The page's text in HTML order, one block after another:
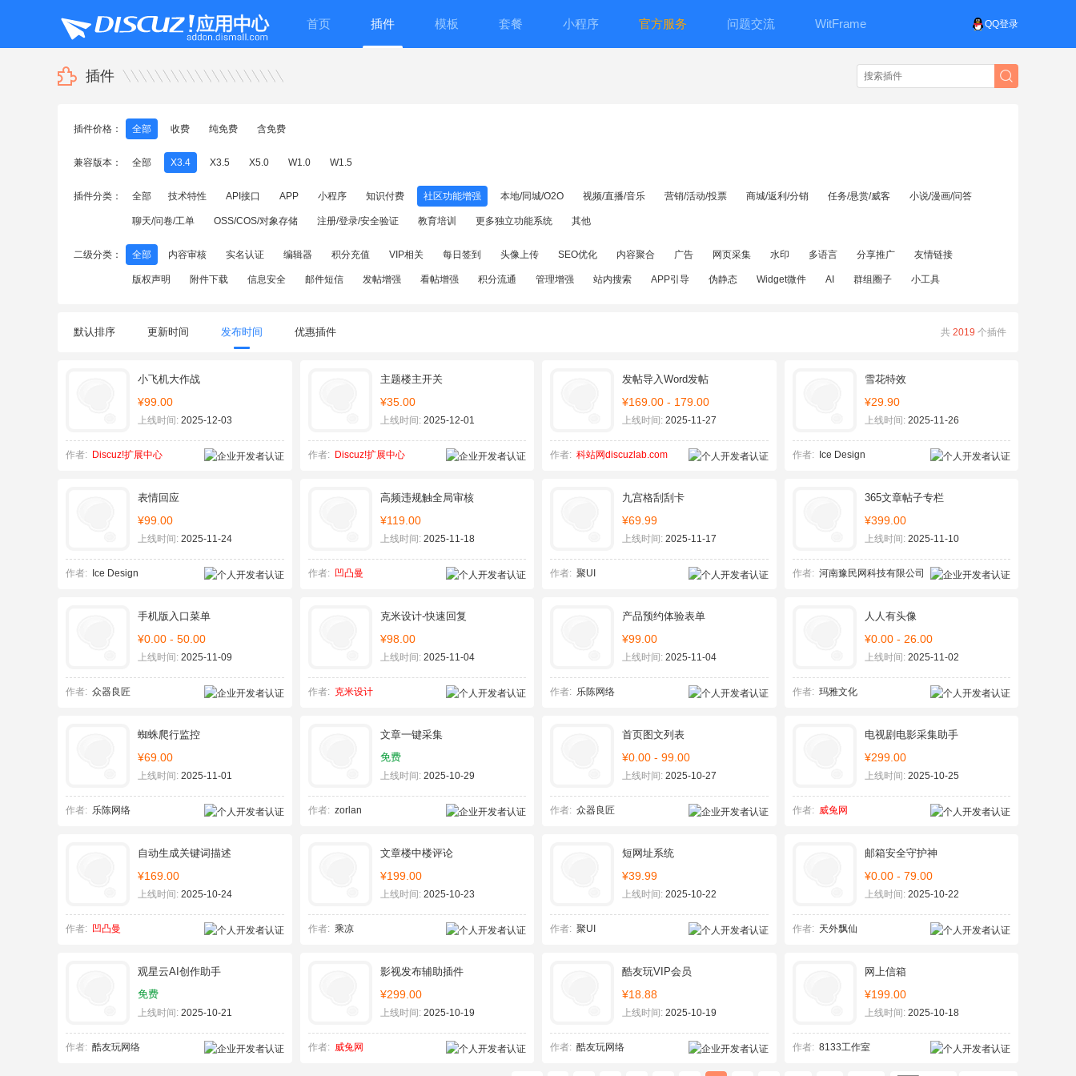
QQ登录
首页 插件 模板 套餐 小程序 官方服务 问题交流 WitFrame
插件
插件价格： 全部 收费 纯免费 含免费
兼容版本： 全部 X3.4 X3.5 X5.0 W1.0 W1.5
插件分类： 全部 技术特性 API接口 APP 小程序 知识付费 社区功能增强 本地/同城/O2O 视频/直播/音乐 营销/活动/投票 商城/返利/分销 任务/悬赏/威客 小说/漫画/问答
聊天/问卷/工单 OSS/COS/对象存储 注册/登录/安全验证 教育培训 更多独立功能系统 其他
二级分类： 全部 内容审核 实名认证 编辑器 积分充值 VIP相关 每日签到 头像上传 SEO优化 内容聚合 广告 网页采集 水印 多语言 分享推广 友情链接
版权声明 附件下载 信息安全 邮件短信 发帖增强 看帖增强 积分流通 管理增强 站内搜索 APP引导 伪静态 Widget微件 AI 群组圈子 小工具
共 2019 个插件
默认排序 更新时间 发布时间 优惠插件
小飞机大作战
¥99.00
上线时间: 2025-12-03
作者: Discuz!扩展中心
主题楼主开关
¥35.00
上线时间:2025-12-01
作者: Discuz!扩展中心
发帖导入Word发帖
¥169.00 - 179.00
上线时间: 2025-11-27
作者: 科站网discuzlab.com
雪花特效
¥29.90
上线时间:2025-11-26
作者: Ice Design
表情回应
¥99.00
上线时间: 2025-11-24
作者: Ice Design
高频违规触全局审核
¥119.00
上线时间:2025-11-18
作者: 凹凸曼
九宫格刮刮卡
¥69.99
上线时间: 2025-11-17
作者: 聚UI
365文章帖子专栏
¥399.00
上线时间:2025-11-10
作者: 河南豫民网科技有限公司
手机版入口菜单
¥0.00 - 50.00
上线时间: 2025-11-09
作者: 众器良匠
克米设计-快速回复
¥98.00
上线时间:2025-11-04
作者: 克米设计
产品预约体验表单
¥99.00
上线时间: 2025-11-04
作者: 乐陈网络
人人有头像
¥0.00 - 26.00
上线时间:2025-11-02
作者: 玛雅文化
蜘蛛爬行监控
¥69.00
上线时间: 2025-11-01
作者: 乐陈网络
文章一键采集
免费
上线时间:2025-10-29
作者: zorlan
首页图文列表
¥0.00 - 99.00
上线时间: 2025-10-27
作者: 众器良匠
电视剧电影采集助手
¥299.00
上线时间:2025-10-25
作者: 威兔网
自动生成关键词描述
¥169.00
上线时间: 2025-10-24
作者: 凹凸曼
文章楼中楼评论
¥199.00
上线时间:2025-10-23
作者: 乘凉
短网址系统
¥39.99
上线时间: 2025-10-22
作者: 聚UI
邮箱安全守护神
¥0.00 - 79.00
上线时间:2025-10-22
作者: 天外飘仙
观星云AI创作助手
免费
上线时间: 2025-10-21
作者: 酷友玩网络
影视发布辅助插件
¥299.00
上线时间:2025-10-19
作者: 威兔网
酷友玩VIP会员
¥18.88
上线时间: 2025-10-19
作者: 酷友玩网络
网上信箱
¥199.00
上线时间:2025-10-18
作者: 8133工作室